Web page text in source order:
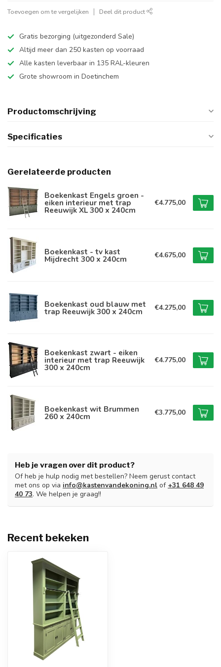
Toevoegen om te vergelijken Deel dit product
Gratis bezorging (uitgezonderd Sale)
Altijd meer dan 250 kasten op voorraad
Alle kasten leverbaar in 135 RAL-kleuren
Grote showroom in Doetinchem
Productomschrijving
Specificaties
Gerelateerde producten
Boekenkast Engels groen -
eiken interieur met trap
Reeuwijk XL 300 x 240cm
€4.775,00
Boekenkast - tv kast
Mijdrecht 300 x 240cm €4.675,00
Boekenkast oud blauw met
trap Reeuwijk 300 x 240cm €4.275,00
Boekenkast zwart - eiken
interieur met trap Reeuwijk
300 x 240cm
€4.775,00
Boekenkast wit Brummen
260 x 240cm €3.775,00
Heb je vragen over dit product?
Of heb je hulp nodig met bestellen? Neem gerust contact
met ons op via info@kastenvandekoning.nl of +31 648 49
40 73. We helpen je graag!!
Recent bekeken